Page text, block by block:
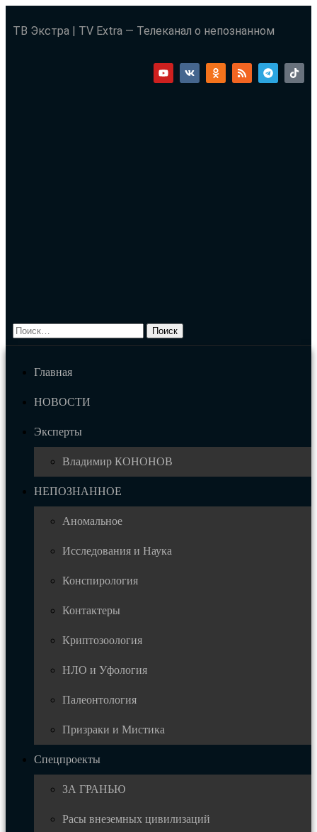
ТВ Экстра | TV Extra — Телеканал о непознанном
Главная
НОВОСТИ
Эксперты
Владимир КОНОНОВ
НЕПОЗНАННОЕ
Аномальное
Исследования и Наука
Конспирология
Контактеры
Криптозоология
НЛО и Уфология
Палеонтология
Призраки и Мистика
Спецпроекты
ЗА ГРАНЬЮ
Расы внеземных цивилизаций